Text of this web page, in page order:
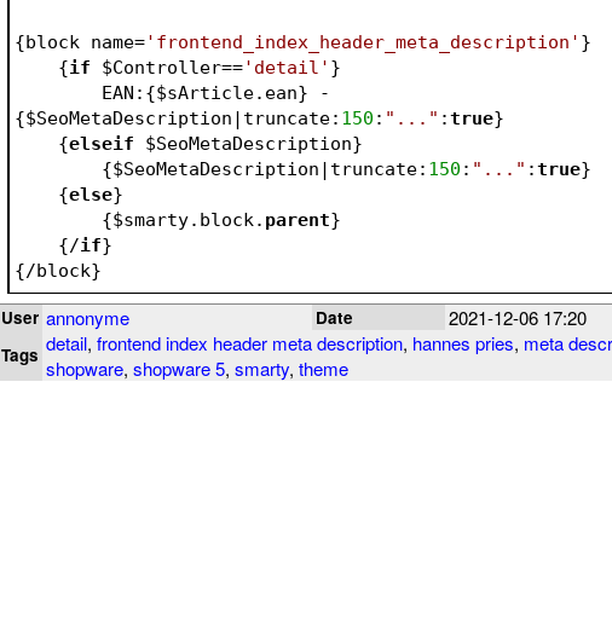
{block name='frontend_index_header_meta_description' }
    {
if $Controller=='detail' }
        EAN:{
$sArticle.ean} -
{$SeoMetaDescription |truncate: 150 : "..." :true}
    {
elseif $SeoMetaDescription}
        {
$SeoMetaDescription |truncate: 150 : "..." :true}
    {
else}
        {
$smarty.block. parent}
    {/
if}
{/block}
User annonyme Date 2021-12-06 17:20
Tags detail, frontend index header meta description, hannes pries, meta
shopware, shopware 5, smarty, theme